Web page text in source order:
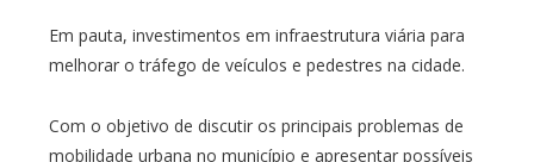
Em pauta, investimentos em infraestrutura viária para
melhorar o tráfego de veículos e pedestres na cidade.
Com o objetivo de discutir os principais problemas de
mobilidade urbana no município e apresentar possíveis